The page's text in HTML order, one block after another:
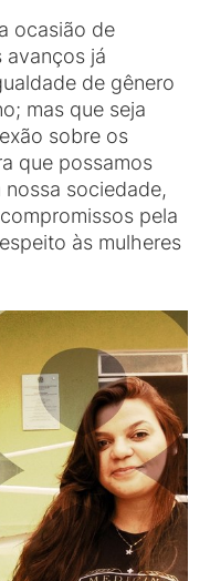
ocasião de
avanços já
de gênero
mas que seja
sobre os
que possamos
nossa sociedade,
pela
às mulheres